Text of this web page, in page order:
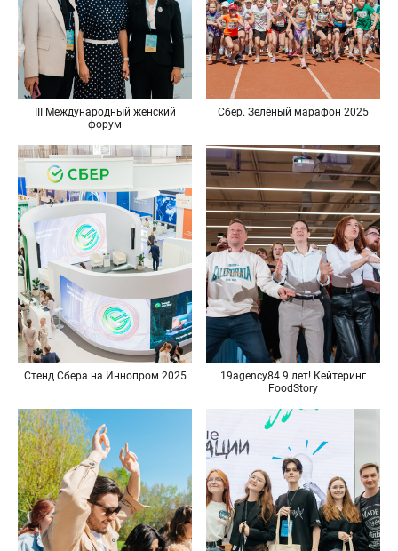
III Международный женский
форум
Сбер. Зелёный марафон 2025
Стенд Сбера на Иннопром 2025
19agency84 9 лет! Кейтеринг
FoodStory